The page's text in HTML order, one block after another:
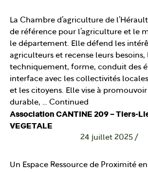
La Chambre d’agriculture de
de référence pour l’agriculture et le
le département. Elle défend les
agriculteurs et recense leurs
techniquement, forme, conduit des
interface avec les collectivités
et les citoyens. Elle vise à
durable, … Continued
Association CANTINE 209 – Tiers-
VEGETALE
24 juillet 2025 /
Un Espace Ressource de Proximité